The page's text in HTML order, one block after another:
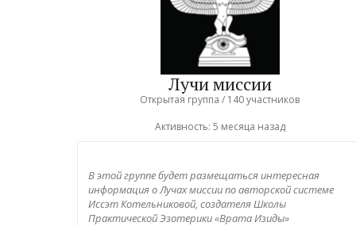
Лучи миссии
Открытая группа / 140 участников
Активность: 5 месяца назад
В этой группе будет размещаться интересная
информация о Лучах миссии по авторской системе
Иссэт Котельниковой, создателя Школы
Практической Эзотерики «Врата Изиды»